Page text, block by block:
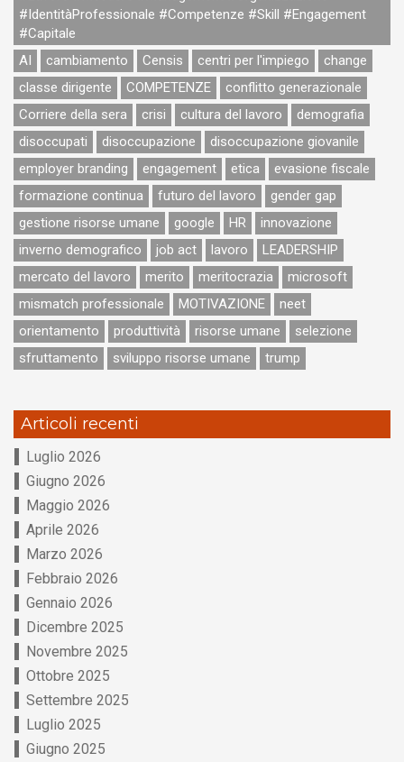
#IdentitàProfessionale #Competenze #Skill #Engagement
#Capitale
AI
cambiamento Censis centri per l'impiego
change
classe dirigente
COMPETENZE
conflitto generazionale
Corriere della sera
crisi cultura del lavoro
demografia
disoccupati
disoccupazione
disoccupazione giovanile
employer branding
engagement etica
evasione fiscale
formazione continua
futuro del lavoro
gender gap
gestione risorse umane
google HR
innovazione
inverno demografico
job act lavoro
LEADERSHIP
mercato del lavoro
merito meritocrazia
microsoft
mismatch professionale
MOTIVAZIONE
neet
orientamento
produttività risorse umane
selezione
sfruttamento
sviluppo risorse umane trump
Articoli recenti
Luglio 2026
Giugno 2026
Maggio 2026
Aprile 2026
Marzo 2026
Febbraio 2026
Gennaio 2026
Dicembre 2025
Novembre 2025
Ottobre 2025
Settembre 2025
Luglio 2025
Giugno 2025